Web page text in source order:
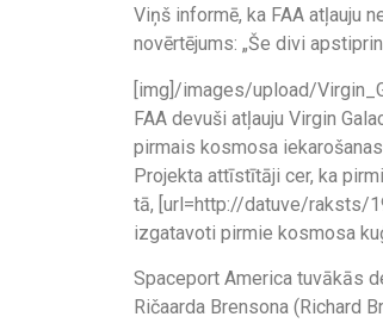
Viņš informē, ka FAA atļauju
novērtējums: „Še divi
[img]/images/upload/
FAA devuši atļauju Virgin
pirmais kosmosa
Projekta attīstītāji cer, ka
tā, [url=http://datuve/raksts/
izgatavoti pirmie kosmosa
Spaceport America tuvākās
Ričaarda Brensona (Richard